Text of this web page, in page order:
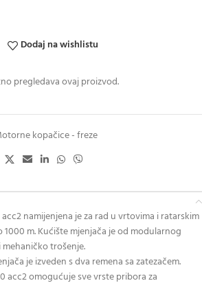
Dodaj na wishlistu
pregledava ovaj proizvod.
kopačice - freze
namijenjena je za rad u vrtovima i ratarskim
m. Kućište mjenjača je od modularnog
trošenje.
je izveden s dva remena sa zatezačem.
acc2 omogućuje sve vrste pribora za